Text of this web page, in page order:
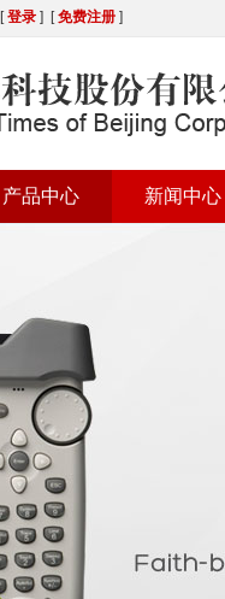
[登录 ] [免费注册 ]
产品中心 新闻中心